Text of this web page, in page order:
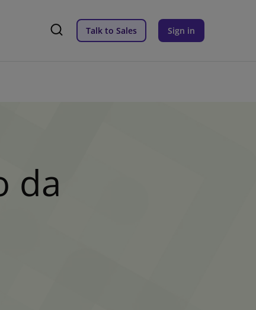
Talk to Sales Sign in
da